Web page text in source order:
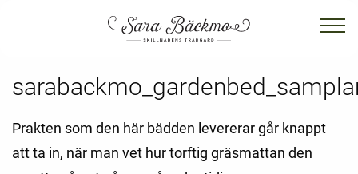
Prakten som den här bädden levererar går knappt
att ta in, när man vet hur torftig gräsmattan den